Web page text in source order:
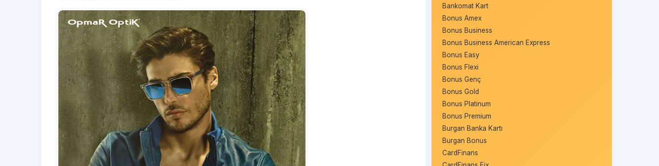
Bankomat Kart
Bonus Amex
Bonus Business
Bonus Business American Express
Bonus Easy
Bonus Flexi
Bonus Genç
Bonus Gold
Bonus Platinum
Bonus Premium
Burgan Banka Kartı
Burgan Bonus
CardFinans